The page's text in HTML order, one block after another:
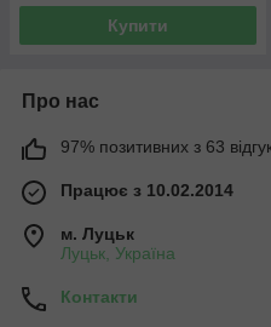
Купити
Про нас
97% позитивних з 63
Працює з 10.02.2014
м. Луцьк
Луцьк, Україна
Контакти